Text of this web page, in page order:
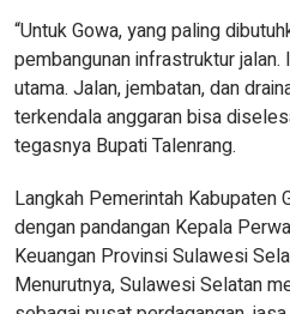
“Untuk Gowa, yang paling
pembangunan infrastruktur
utama. Jalan, jembatan, dan
terkendala anggaran bisa
tegasnya Bupati Talenrang.
Langkah Pemerintah Kabupaten
dengan pandangan Kepala
Keuangan Provinsi Sulawesi
Menurutnya, Sulawesi Selatan